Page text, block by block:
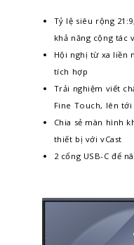
Tỷ lệ siêu rộng
khả năng cộng tác
Hội nghị từ xa liền
tích hợp
Trải nghiệm viết
Fine Touch, lên tới
Chia sẻ màn hình
thiết bị với vCast
2 cổng USB-C để